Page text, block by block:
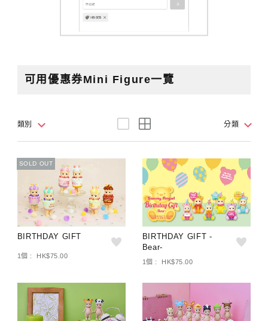
可用優惠券Mini Figure一覽
類別 分類
SOLD OUT
BIRTHDAY GIFT
1個 : HK$75.00
BIRTHDAY GIFT -
Bear-
1個 : HK$75.00